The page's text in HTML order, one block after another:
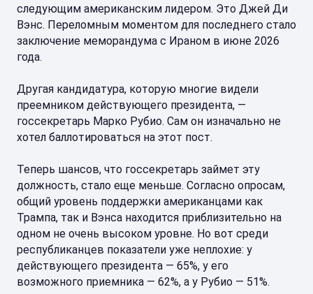
следующим американским лидером. Это Джей Ди
Вэнс. Переломным моментом для последнего стало
заключение меморандума с Ираном в июне 2026
года.
Другая кандидатура, которую многие видели
преемником действующего президента, —
госсекретарь Марко Рубио. Сам он изначально не
хотел баллотироваться на этот пост.
Теперь шансов, что госсекретарь займет эту
должность, стало еще меньше. Согласно опросам,
общий уровень поддержки американцами как
Трампа, так и Вэнса находится приблизительно на
одном не очень высоком уровне. Но вот среди
республиканцев показатели уже неплохие: у
действующего президента — 65%, у его
возможного приемника — 62%, а у Рубио — 51%.